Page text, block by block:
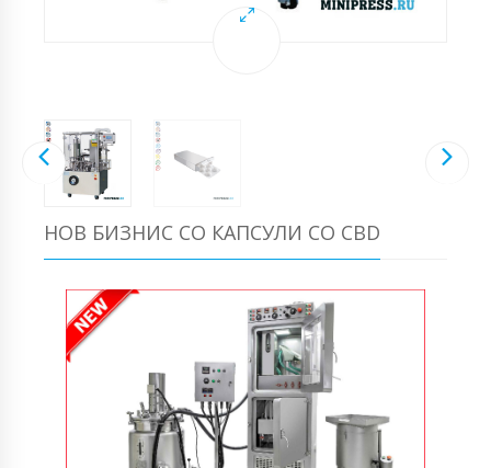
НОВ БИЗНИС СО КАПСУЛИ СО CBD